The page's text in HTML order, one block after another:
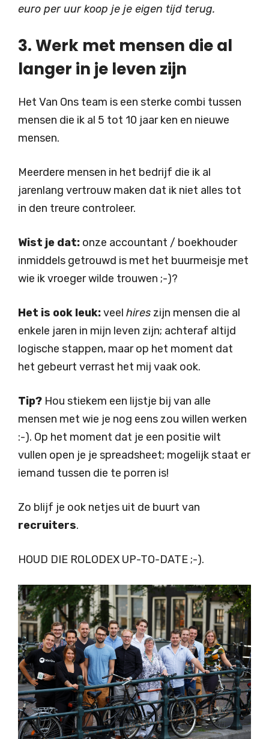
euro per uur koop je je eigen tijd terug.
3. Werk met mensen die al
langer in je leven zijn
Het Van Ons team is een sterke combi tussen
mensen die ik al 5 tot 10 jaar ken en nieuwe
mensen.
Meerdere mensen in het bedrijf die ik al
jarenlang vertrouw maken dat ik niet alles tot
in den treure controleer.
Wist je dat: onze accountant / boekhouder
inmiddels getrouwd is met het buurmeisje met
wie ik vroeger wilde trouwen ;-)?
Het is ook leuk:veel hires zijn mensen die al
enkele jaren in mijn leven zijn; achteraf altijd
logische stappen, maar op het moment dat
het gebeurt verrast het mij vaak ook.
Tip? Hou stiekem een lijstje bij van alle
mensen met wie je nog eens zou willen werken
:-). Op het moment dat je een positie wilt
vullen open je je spreadsheet; mogelijk staat er
iemand tussen die te porren is!
Zo blijf je ook netjes uit de buurt van
recruiters.
HOUD DIE ROLODEX UP-TO-DATE ;-).